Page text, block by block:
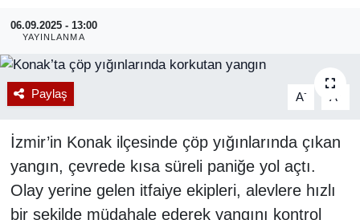
06.09.2025 - 13:00
YAYINLANMA
Paylaş A- A
İzmir’in Konak ilçesinde çöp yığınlarında çıkan
yangın, çevrede kısa süreli paniğe yol açtı.
Olay yerine gelen itfaiye ekipleri, alevlere hızlı
bir şekilde müdahale ederek yangını kontrol
SPOR
ASAYİŞ
RESMİ REKLAM
Son Dakika Haberleri
Haber Arşivi